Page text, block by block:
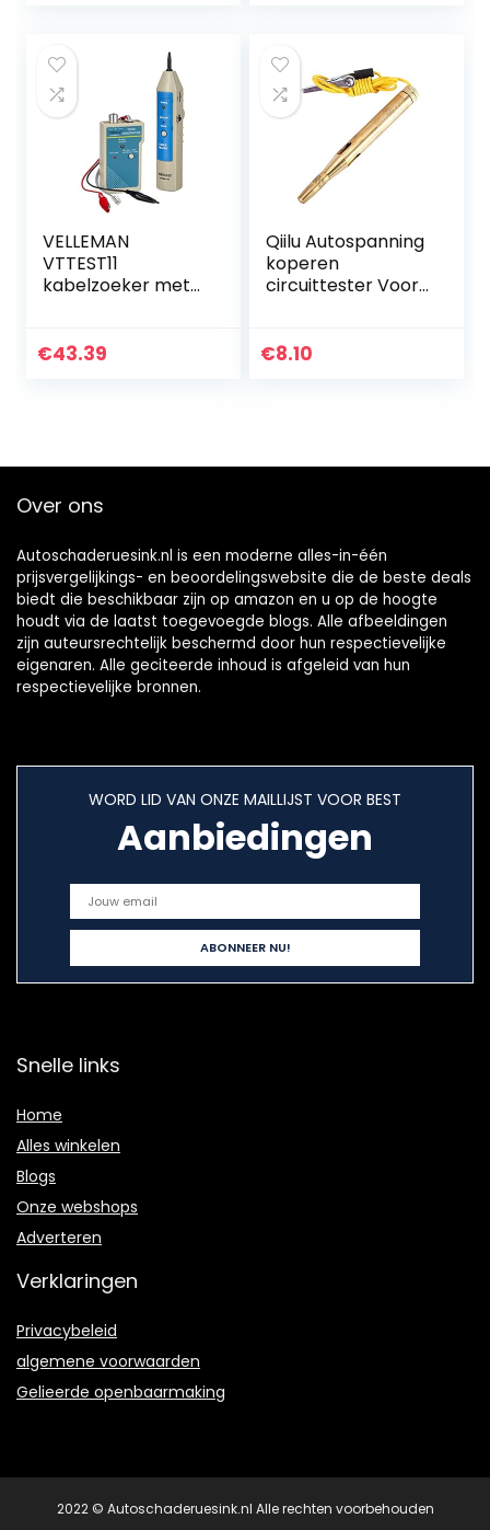
VELLEMAN
VTTEST11
kabelzoeker met
mm Dimension
€43.39
Qiilu Autospanning
koperen
circuittester Voor
continuïteitstester
€8.10
Over ons
Autoschaderuesink.nl is een moderne alles-in-één
prijsvergelijkings- en beoordelingswebsite die de beste deals
biedt die beschikbaar zijn op amazon en u op de hoogte
houdt via de laatst toegevoegde blogs. Alle afbeeldingen
zijn auteursrechtelijk beschermd door hun respectievelijke
eigenaren. Alle geciteerde inhoud is afgeleid van hun
respectievelijke bronnen.
WORD LID VAN ONZE MAILLIJST VOOR BEST
Aanbiedingen
Snelle links
Home
Alles winkelen
Blogs
Onze webshops
Adverteren
Verklaringen
Privacybeleid
algemene voorwaarden
Gelieerde openbaarmaking
2022 © Autoschaderuesink.nl Alle rechten voorbehouden